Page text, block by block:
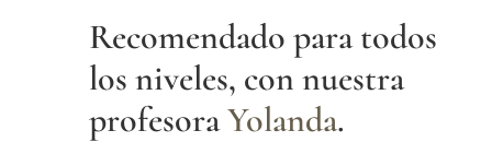
Recomendado para todos
los niveles, con nuestra
profesoraYolanda.